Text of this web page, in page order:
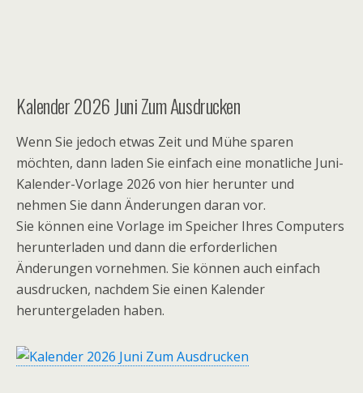
Kalender 2026 Juni Zum Ausdrucken
Wenn Sie jedoch etwas Zeit und Mühe sparen
möchten, dann laden Sie einfach eine monatliche Juni-
Kalender-Vorlage 2026 von hier herunter und
nehmen Sie dann Änderungen daran vor.
Sie können eine Vorlage im Speicher Ihres Computers
herunterladen und dann die erforderlichen
Änderungen vornehmen. Sie können auch einfach
ausdrucken, nachdem Sie einen Kalender
heruntergeladen haben.